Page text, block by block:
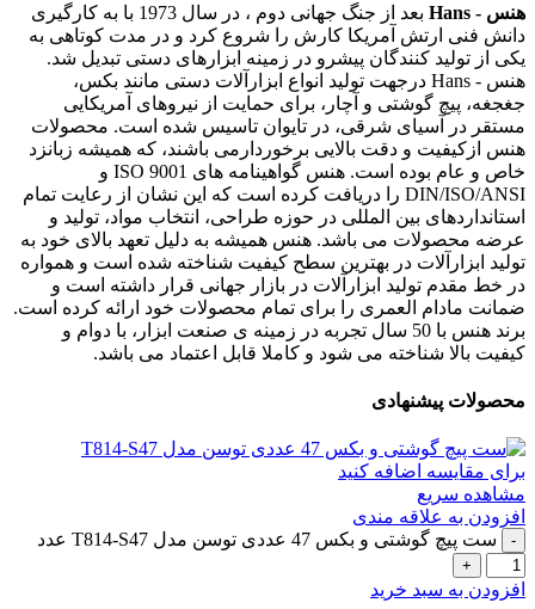
هنس - Hans
بعد از جنگ جهانی دوم ، در سال 1973 با به کارگیری
دانش فنی ارتش آمریکا کارش را شروع کرد و در مدت کوتاهی به
یکی از تولید کنندگان پیشرو در زمینه ابزارهای دستی تبدیل شد.
هنس - Hans درجهت تولید انواع ابزارآلات دستی مانند بکس،
جغجغه، پیچ گوشتی و آچار، برای حمایت از نیروهای آمریکایی
مستقر در آسیای شرقی، در تایوان تاسیس شده است. محصولات
هنس ازکیفیت و دقت بالایی برخوردارمی باشند، که همیشه زبانزد
خاص و عام بوده است. هنس گواهینامه های ISO 9001 و
DIN/ISO/ANSI را دریافت کرده است که این نشان از رعایت تمام
استانداردهای بین المللی در حوزه طراحی، انتخاب مواد، تولید و
عرضه محصولات می باشد. هنس همیشه به دلیل تعهد بالای خود به
تولید ابزارآلات در بهترین سطح کیفیت شناخته شده است و همواره
در خط مقدم تولید ابزارآلات در بازار جهانی قرار داشته است و
ضمانت مادام العمری را برای تمام محصولات خود ارائه کرده است.
برند هنس با 50 سال تجربه در زمینه ی صنعت ابزار، با دوام و
کیفیت بالا شناخته می شود و کاملا قابل اعتماد می باشد.
محصولات پیشنهادی
برای مقایسه اضافه کنید
مشاهده سریع
افزودن به علاقه مندی
ست پیچ گوشتی و بکس 47 عددی توسن مدل T814-S47 عدد
افزودن به سبد خرید